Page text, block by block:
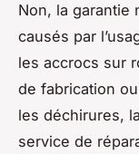
Non, la garantie
causés par
les accrocs sur
de fabrication
les déchirures,
service de